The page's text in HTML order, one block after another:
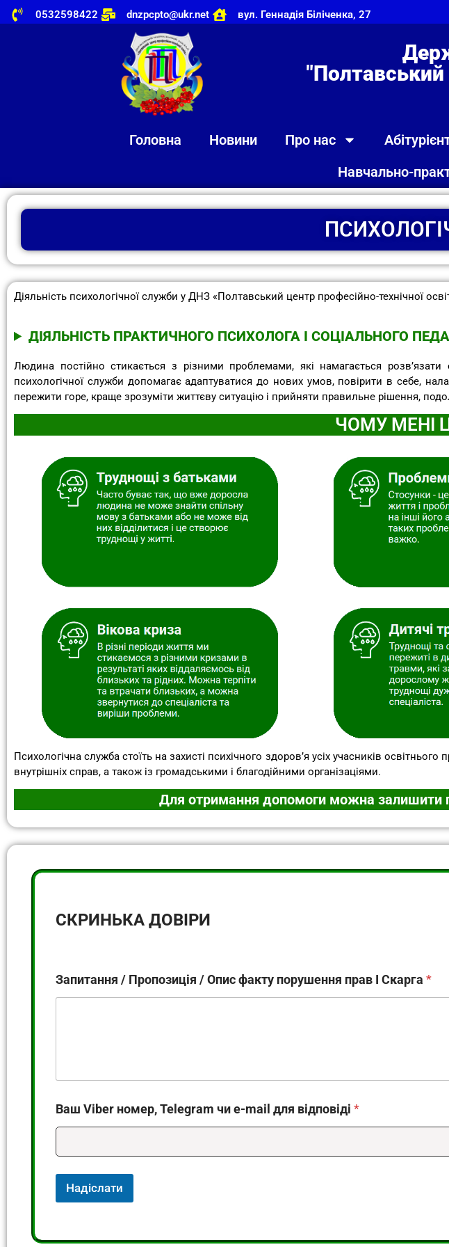
0532598422 dnzpcpto@ukr.net вул. Геннадія Біліченка, 27
"Полтавський
Головна Новини Про нас
Навчально-
Діяльність психологічної служби у ДНЗ «Полтавський центр професійно-технічної
ДІЯЛЬНІСТЬ ПРАКТИЧНОГО ПСИХОЛОГА І СОЦІАЛЬНОГО
Людина постійно стикається з різними проблемами, які намагається
психологічної служби допомагає адаптуватися до нових умов, повірити в себе,
пережити горе, краще зрозуміти життєву ситуацію і прийняти правильне рішення,
ЧОМУ МЕНІ
Психологічна служба стоїть на захисті психічного здоров’я усіх учасників
внутрішніх справ, а також із громадськими і благодійними організаціями.
Для отримання допомоги можна
СКРИНЬКА ДОВІРИ
Запитання / Пропозиція / Опис факту порушення прав І Скарга *
Ваш Viber номер, Telegram чи e-mail для відповіді *
Надіслати